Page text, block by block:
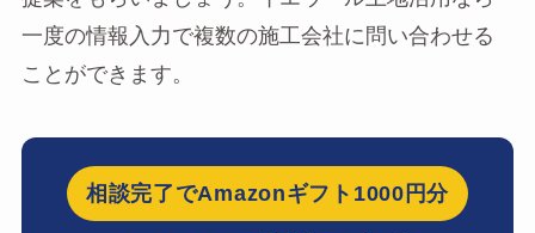
一度の情報入力で複数の施工会社に問い合わせる
ことができます。
相談完了でAmazonギフト1000円分